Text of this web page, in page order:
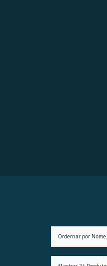
Ordernar por Nome